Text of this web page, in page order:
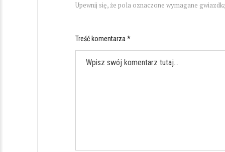
Upewnij się, że pola oznaczone wymagane
Treść komentarza *